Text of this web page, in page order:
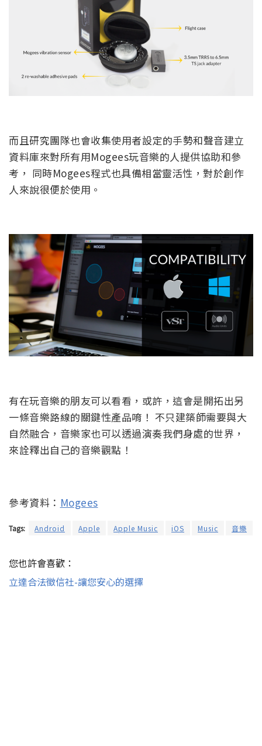
而且研究團隊也會收集使用者設定的手勢和聲音建立
資料庫來對所有用Mogees玩音樂的人提供協助和參
考， 同時Mogees程式也具備相當靈活性，對於創作
人來說很便於使用。
有在玩音樂的朋友可以看看，或許，這會是開拓出另
一條音樂路線的關鍵性產品唷！ 不只建築師需要與大
自然融合，音樂家也可以透過演奏我們身處的世界，
來詮釋出自己的音樂觀點！
參考資料： Mogees
Tags: Android Apple Apple Music iOS Music 音樂
您也許會喜歡：
立達合法徵信社-讓您安心的選擇